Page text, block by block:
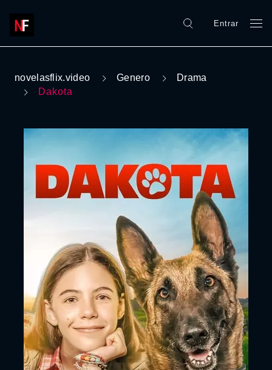
Entrar
novelasflix.video Genero
Drama
Dakota